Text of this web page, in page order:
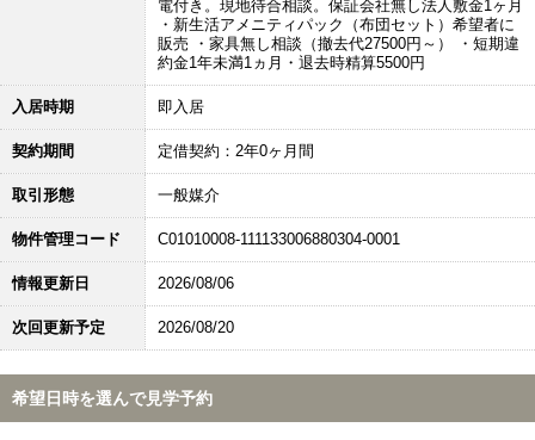
電付き。現地待合相談。保証会社無し法人敷金1ヶ月
・新生活アメニティパック（布団セット）希望者に
販売 ・家具無し相談（撤去代27500円～） ・短期違
約金1年未満1ヵ月・退去時精算5500円
入居時期 即入居
契約期間 定借契約：2年0ヶ月間
取引形態 一般媒介
物件管理コード C01010008-111133006880304-0001
情報更新日 2026/08/06
次回更新予定 2026/08/20
希望日時を選んで見学予約